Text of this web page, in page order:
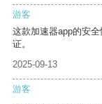
游客
这款加速器app的安
证。
2025-09-13
游客